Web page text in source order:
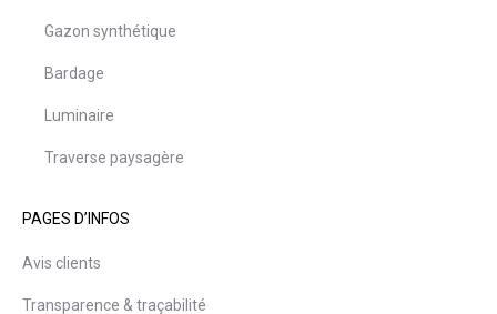
Gazon synthétique
Bardage
Luminaire
Traverse paysagère
PAGES D’INFOS
Avis clients
Transparence & traçabilité